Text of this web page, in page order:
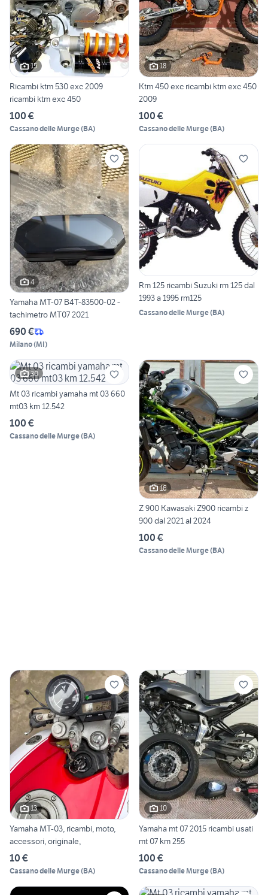
15
Ricambi ktm 530 exc 2009
ricambi ktm exc 450
100 €
Cassano delle Murge(BA)
18
Ktm 450 exc ricambi ktm exc 450
2009
100 €
Cassano delle Murge(BA)
4
Yamaha MT-07 B4T-83500-02 -
tachimetro MT07 2021
690 €
Milano(MI)
Rm 125 ricambi Suzuki rm 125 dal
1993 a 1995 rm125
Cassano delle Murge(BA)
30
Mt 03 ricambi yamaha mt 03 660
mt03 km 12.542
100 €
Cassano delle Murge(BA)
16
Z 900 Kawasaki Z900 ricambi z
900 dal 2021 al 2024
100 €
Cassano delle Murge(BA)
13
Yamaha MT-03, ricambi, moto,
accessori, originale,
10 €
Cassano delle Murge(BA)
10
Yamaha mt 07 2015 ricambi usati
mt 07 km 255
100 €
Cassano delle Murge(BA)